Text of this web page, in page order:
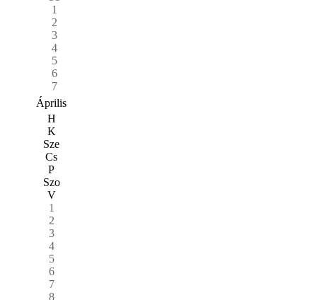
1
2
3
4
5
6
7
Április
H
K
Sze
Cs
P
Szo
V
1
2
3
4
5
6
7
8